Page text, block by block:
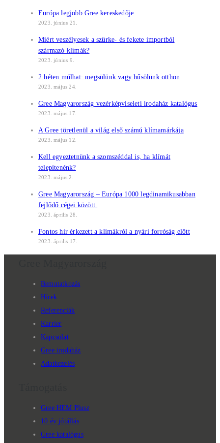
Európa legjobb Gree kereskedője
2023. június 21.
Miért veszélyesek a szürke- és fekete importból
származó klímák?
2023. június 9.
2 héten múlhat: megsülünk vagy hűsölünk otthon
2023. május 24.
Gree Magyarország vezérképviseleti irodaház katalógus
2023. május 17.
A Gree töretlenül a világ első számú klímamárkája
2023. május 12.
Kell egyeztetnünk a szomszéddal is, ha klímát
telepítenénk?
2023. május 2.
Gree Magyarország – Európa 1000 legdinamikusabban
fejlődő cégei között.
2023. április 28.
Fontos hír érkezett a klímákról a nyári forróság előtt
2023. április 17.
Bemutatkozás
Hírek
Referenciák
Karrier
Kapcsolat
Gree irodaház
Adatkezelés
Gree HEM Plusz
10 év jótállás
Gree katalógus